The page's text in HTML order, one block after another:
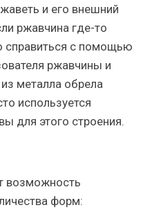
и его внешний
ржавчина где-то
справиться с помощью
ржавчины и
металла обрела
используется
для этого строения.
возможность
форм: